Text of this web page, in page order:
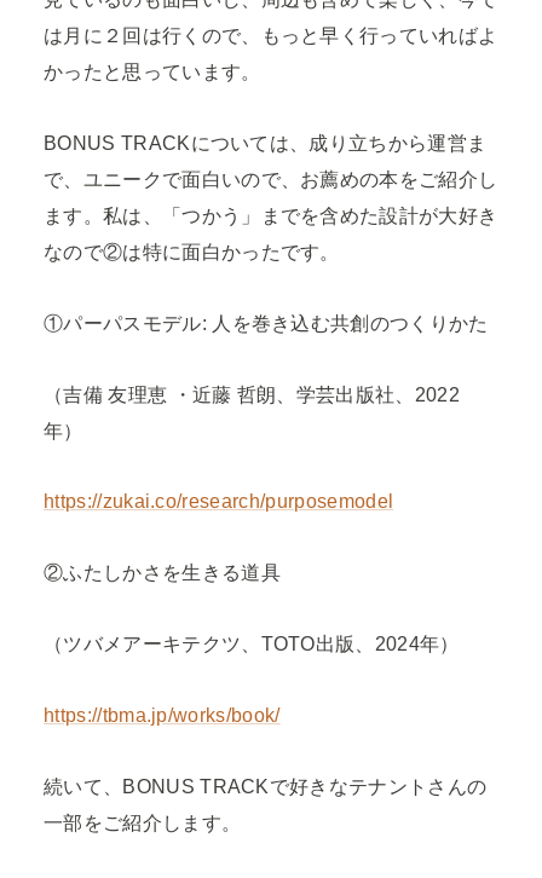
は月に２回は行くので、もっと早く行っていればよ
かったと思っています。
BONUS TRACKについては、成り立ちから運営ま
で、ユニークで面白いので、お薦めの本をご紹介し
ます。私は、「つかう」までを含めた設計が大好き
なので②は特に面白かったです。
①パーパスモデル: 人を巻き込む共創のつくりかた
（吉備 友理恵 ・近藤 哲朗、学芸出版社、2022
年）
https://zukai.co/research/purposemodel
②ふたしかさを生きる道具
（ツバメアーキテクツ、TOTO出版、2024年）
https://tbma.jp/works/book/
続いて、BONUS TRACKで好きなテナントさんの
一部をご紹介します。